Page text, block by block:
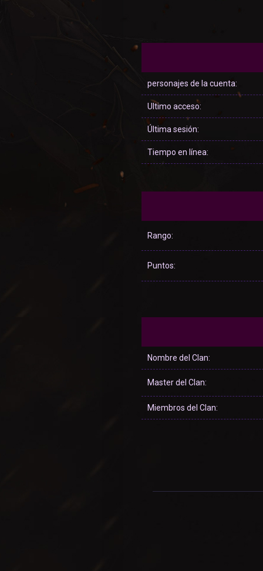
personajes de la cuenta:
Ultimo acceso:
Última sesión:
Tiempo en línea:
Rango:
Puntos:
Nombre del Clan:
Master del Clan:
Miembros del Clan: